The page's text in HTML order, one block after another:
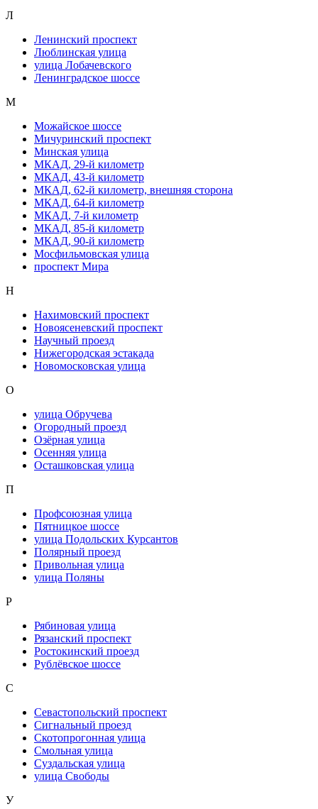
Л
Ленинский проспект
Люблинская улица
улица Лобачевского
Ленинградское шоссе
М
Можайское шоссе
Мичуринский проспект
Минская улица
МКАД, 29-й километр
МКАД, 43-й километр
МКАД, 62-й километр, внешняя сторона
МКАД, 64-й километр
МКАД, 7-й километр
МКАД, 85-й километр
МКАД, 90-й километр
Мосфильмовская улица
проспект Мира
Н
Нахимовский проспект
Новоясеневский проспект
Научный проезд
Нижегородская эстакада
Новомосковская улица
О
улица Обручева
Огородный проезд
Озёрная улица
Осенняя улица
Осташковская улица
П
Профсоюзная улица
Пятницкое шоссе
улица Подольских Курсантов
Полярный проезд
Привольная улица
улица Поляны
Р
Рябиновая улица
Рязанский проспект
Ростокинский проезд
Рублёвское шоссе
С
Севастопольский проспект
Сигнальный проезд
Скотопрогонная улица
Смольная улица
Суздальская улица
улица Свободы
У